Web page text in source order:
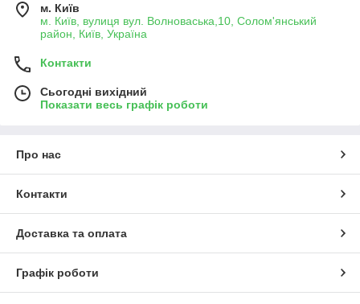
м. Київ
м. Київ, вулиця вул. Волноваська,10, Солом'янський
район, Київ, Україна
Контакти
Сьогодні вихідний
Показати весь графік роботи
Про нас
Контакти
Доставка та оплата
Графік роботи